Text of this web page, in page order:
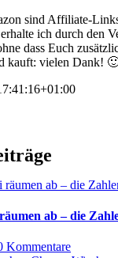
sind Affiliate-
ich durch den
dass Euch
kauft: vielen Dank!
ab – die
Kommentare